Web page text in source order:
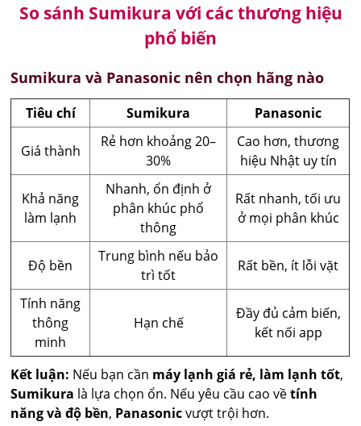
So sánh Sumikura với các thương hiệu
phổ biến
Sumikura và Panasonic nên chọn hãng nào
Tiêu chí Sumikura Panasonic
Giá thành
Rẻ hơn khoảng 20–
30%
Cao hơn, thương
hiệu Nhật uy tín
Khả năng
làm lạnh
Nhanh, ổn định ở
phân khúc phổ
thông
Rất nhanh, tối ưu
ở mọi phân khúc
Độ bền
Trung bình nếu bảo
trì tốt
Rất bền, ít lỗi vặt
Tính năng
thông
minh
Hạn chế
Đầy đủ cảm biến,
kết nối app
Kết luận: Nếu bạn cần máy lạnh giá rẻ, làm lạnh tốt,
Sumikura là lựa chọn ổn. Nếu yêu cầu cao vềtính
năng và độ bền, Panasonicvượt trội hơn.